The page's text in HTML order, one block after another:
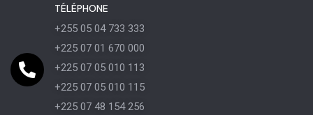
TÉLÉPHONE
+255 05 04 733 333
+225 07 01 670 000
+225 07 05 010 113
+225 07 05 010 115
+225 07 48 154 256